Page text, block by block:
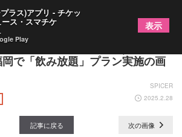
クスの試合を堪能！ みずほ
で「飲み放題」プラン実施の画
SPICER
2025.2.28
記事に戻る 次の画像
ラス)アプリ - チケッ
ース・スマチケ
Play
表示